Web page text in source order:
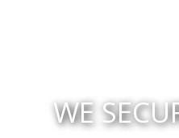
WE